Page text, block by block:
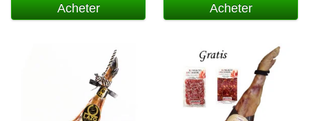
Acheter Acheter